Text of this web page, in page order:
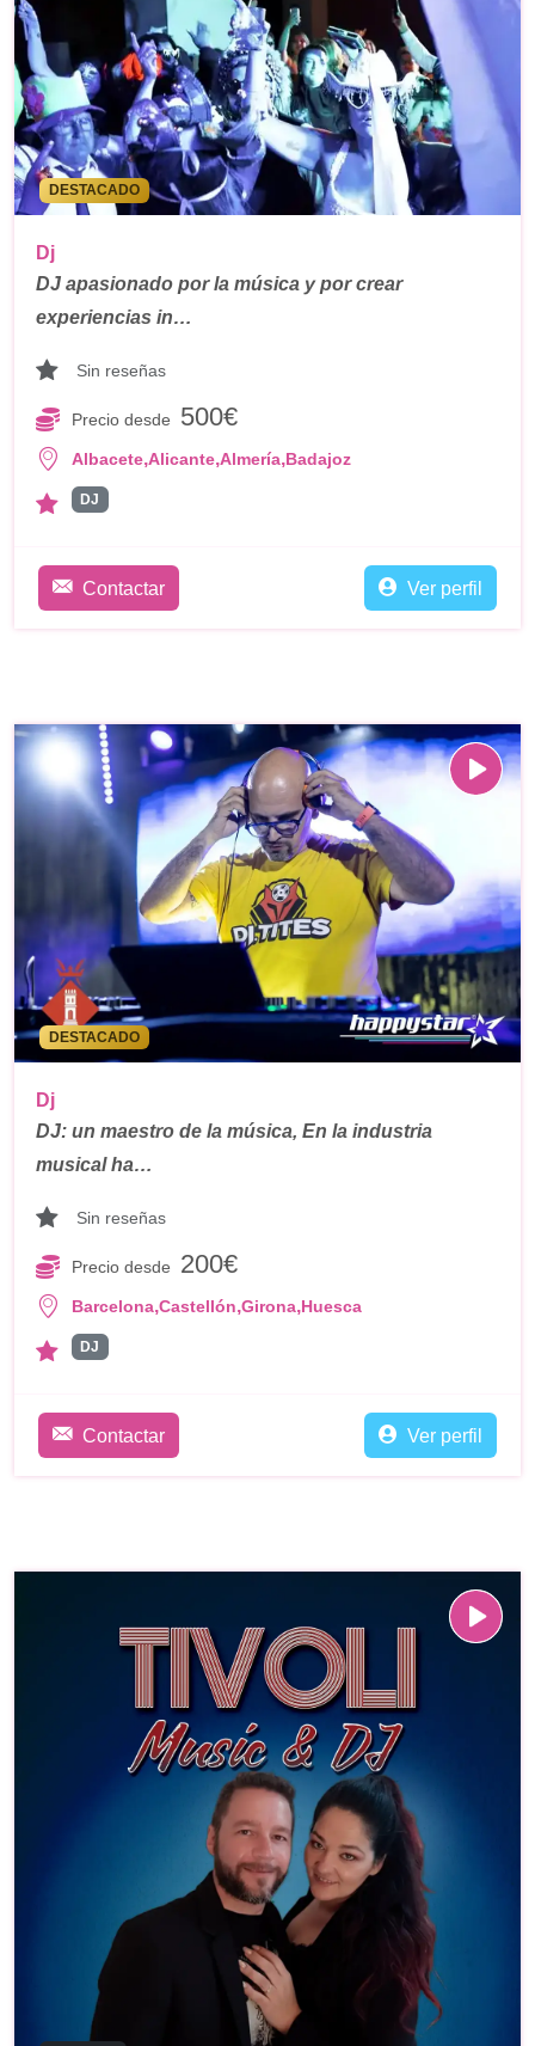
DESTACADO
Dj
DJ apasionado por la música y por crear
experiencias in…
Sin reseñas
Precio desde 500€
Albacete,Alicante,Almería,Badajoz
DJ
Contactar Ver perfil
DESTACADO
Dj
DJ: un maestro de la música, En la industria
musical ha…
Sin reseñas
Precio desde 200€
Barcelona,Castellón,Girona,Huesca
DJ
Contactar Ver perfil